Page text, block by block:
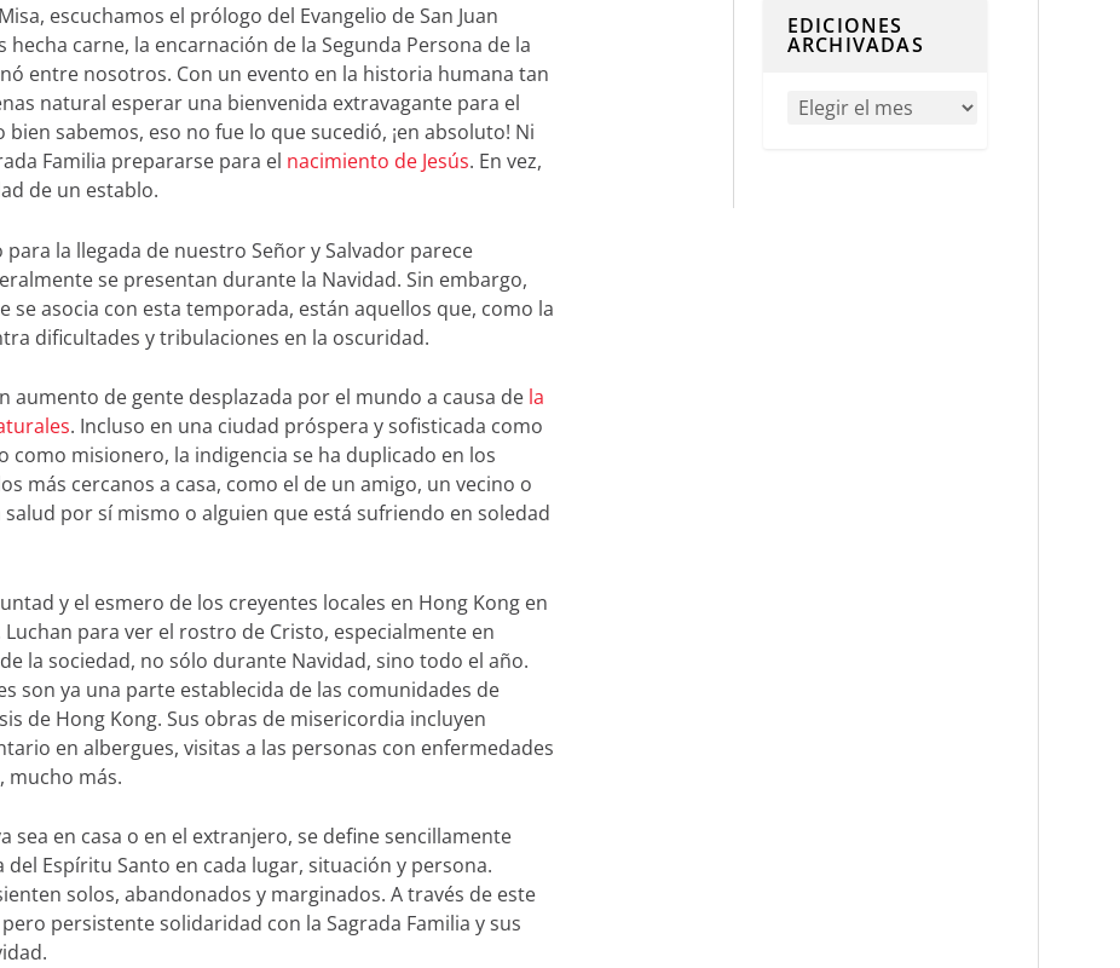
escuchamos el prólogo del Evangelio de San Juan
carne, la encarnación de la Segunda Persona de la
entre nosotros. Con un evento en la historia humana tan
natural esperar una bienvenida extravagante para el
bien sabemos, eso no fue lo que sucedió, ¡en absoluto! Ni
Familia prepararse para el nacimiento de Jesús. En vez,
de un establo.
la llegada de nuestro Señor y Salvador parece
se presentan durante la Navidad. Sin embargo,
se asocia con esta temporada, están aquellos que, como la
dificultades y tribulaciones en la oscuridad.
aumento de gente desplazada por el mundo a causa de la
. Incluso en una ciudad próspera y sofisticada como
como misionero, la indigencia se ha duplicado en los
más cercanos a casa, como el de un amigo, un vecino o
por sí mismo o alguien que está sufriendo en soledad
y el esmero de los creyentes locales en Hong Kong en
para ver el rostro de Cristo, especialmente en
la sociedad, no sólo durante Navidad, sino todo el año.
son ya una parte establecida de las comunidades de
de Hong Kong. Sus obras de misericordia incluyen
en albergues, visitas a las personas con enfermedades
mucho más.
sea en casa o en el extranjero, se define sencillamente
Espíritu Santo en cada lugar, situación y persona.
solos, abandonados y marginados. A través de este
persistente solidaridad con la Sagrada Familia y sus
EDICIONES
ARCHIVADAS